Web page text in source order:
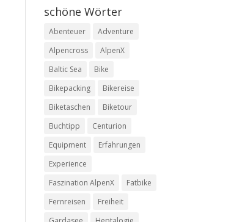
schöne Wörter
Abenteuer
Adventure
Alpencross
AlpenX
Baltic Sea
Bike
Bikepacking
Bikereise
Biketaschen
Biketour
Buchtipp
Centurion
Equipment
Erfahrungen
Experience
Faszination AlpenX
Fatbike
Fernreisen
Freiheit